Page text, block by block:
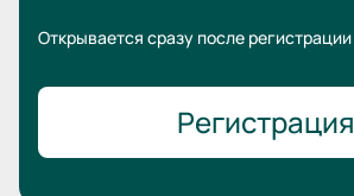
Открывается сразу после регистрации
Регистрация